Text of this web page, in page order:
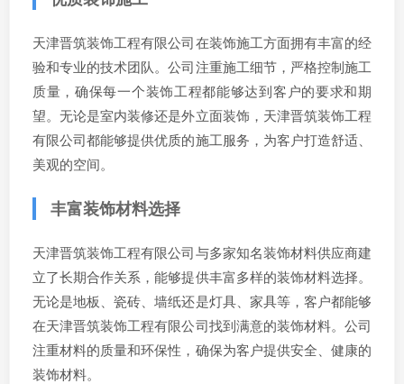
天津晋筑装饰工程有限公司在装饰施工方面拥有丰富的经
验和专业的技术团队。公司注重施工细节，严格控制施工
质量，确保每一个装饰工程都能够达到客户的要求和期
望。无论是室内装修还是外立面装饰，天津晋筑装饰工程
有限公司都能够提供优质的施工服务，为客户打造舒适、
美观的空间。
丰富装饰材料选择
天津晋筑装饰工程有限公司与多家知名装饰材料供应商建
立了长期合作关系，能够提供丰富多样的装饰材料选择。
无论是地板、瓷砖、墙纸还是灯具、家具等，客户都能够
在天津晋筑装饰工程有限公司找到满意的装饰材料。公司
注重材料的质量和环保性，确保为客户提供安全、健康的
装饰材料。